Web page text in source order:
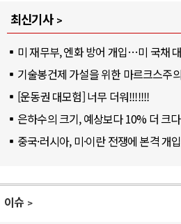
최신기사
미 재무부, 엔화 방어 개입…미 국채
기술봉건제 가설을 위한 마르크스주
[운동권 대모험] 너무 더워!!!!!!!
은하수의 크기, 예상보다 10% 더 크다
중국·러시아, 미·이란 전쟁에 본격 개
이슈